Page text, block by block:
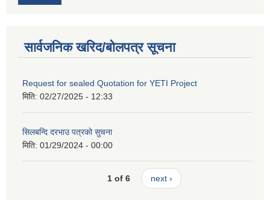
सार्वजनिक खरिद/बोलपत्र सूचना
Request for sealed Quotation for YETI Project
मिति: 02/27/2025 - 12:33
सिलबन्दि दरभाउ पत्रको सुचना
मिति: 01/29/2024 - 00:00
1 of 6 next ›